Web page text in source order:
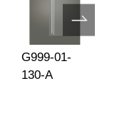
G999-01-
130-A